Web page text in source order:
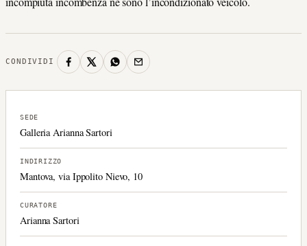
CONDIVIDI
SEDE
Galleria Arianna Sartori
INDIRIZZO
Mantova, via Ippolito Nievo, 10
CURATORE
Arianna Sartori